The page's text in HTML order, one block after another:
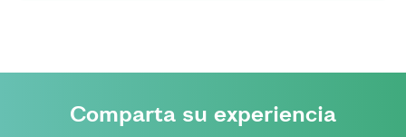
Comparta su experiencia